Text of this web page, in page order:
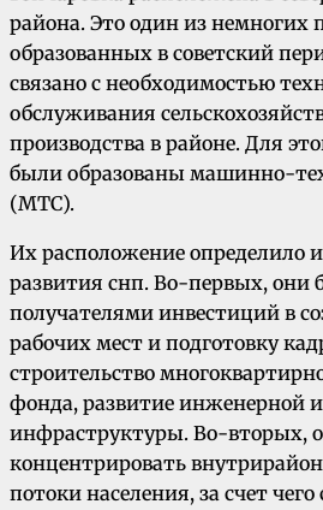
района. Это один из немногих
образованных в советский
связано с необходимостью
обслуживания
производства в районе. Для
были образованы машинно-
(МТС).
Их расположение определило
развития снп. Во-первых,
получателями инвестиций в
рабочих мест и подготовку
строительство
фонда, развитие инженерной
инфраструктуры. Во-вторых,
концентрировать
потоки населения, за счет